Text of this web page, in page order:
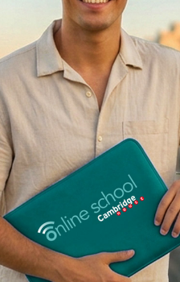
utilizado para describir
una historia
for the first time.
to go on a cruise.
para describir una
was cooking.